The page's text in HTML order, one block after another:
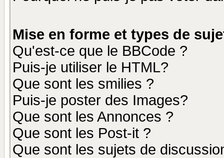
Mise en forme et types de
Qu'est-ce que le BBCode ?
Puis-je utiliser le HTML?
Que sont les smilies ?
Puis-je poster des Images?
Que sont les Annonces ?
Que sont les Post-it ?
Que sont les sujets de